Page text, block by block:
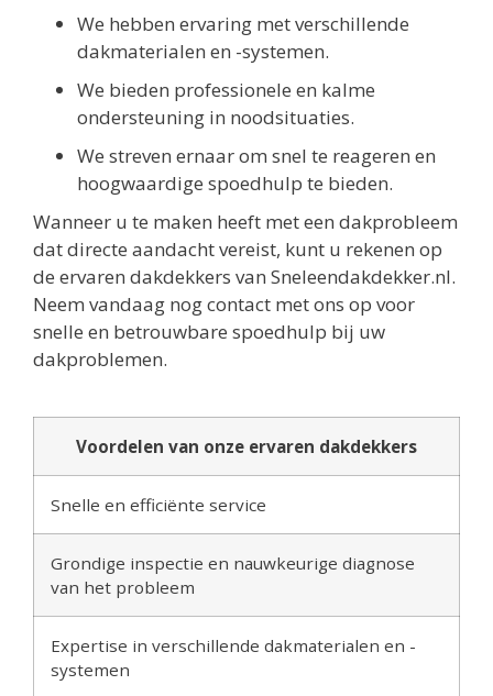
We hebben ervaring met verschillende
dakmaterialen en -systemen.
We bieden professionele en kalme
ondersteuning in noodsituaties.
We streven ernaar om snel te reageren en
hoogwaardige spoedhulp te bieden.
Wanneer u te maken heeft met een dakprobleem
dat directe aandacht vereist, kunt u rekenen op
de ervaren dakdekkers van Sneleendakdekker.nl.
Neem vandaag nog contact met ons op voor
snelle en betrouwbare spoedhulp bij uw
dakproblemen.
Voordelen van onze ervaren dakdekkers
Snelle en efficiënte service
Grondige inspectie en nauwkeurige diagnose
van het probleem
Expertise in verschillende dakmaterialen en -
systemen